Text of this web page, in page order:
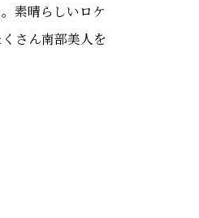
素晴らしいロケ
さん南部美人を